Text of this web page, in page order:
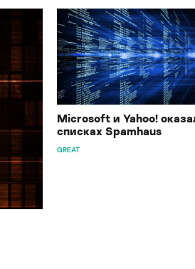
Microsoft и Yahoo!
списках Spamhaus
GREAT